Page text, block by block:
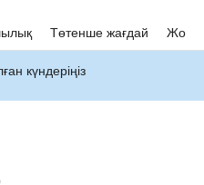
Төтенше жағдай Жол
күндеріңіз